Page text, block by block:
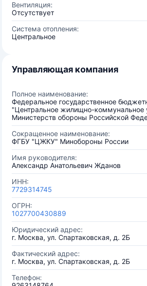
Вентиляция:
Отсутствует
Система отопления:
Центральное
Управляющая компания
Полное наименование:
Федеральное государственное
"Центральное жилищно-коммунальное
Министерств обороны Российской
Сокращенное наименование:
ФГБУ "ЦЖКУ" Минобороны России
Имя руководителя:
Александр Анатольевич Жданов
ИНН:
7729314745
ОГРН:
1027700430889
Юридический адрес:
г. Москва, ул. Спартаковская, д. 2Б
Фактический адрес:
г. Москва, ул. Спартаковская, д. 2Б
Телефон: